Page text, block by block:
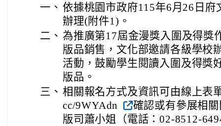
一、 依據桃園市政府115年6月26日府
辦理(附件1)。
二、 為推廣第17屆金漫獎入圍及得獎
版品銷售，文化部邀請各級學校
活動，鼓勵學生閱讀入圍及得獎
版品。
三、 相關報名方式及資訊可由線上表
cc/9WYAdn
確認或有參展相
版司蕭小姐（電話：02-8512-